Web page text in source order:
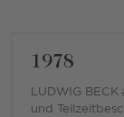
1978
LUDWIG
und